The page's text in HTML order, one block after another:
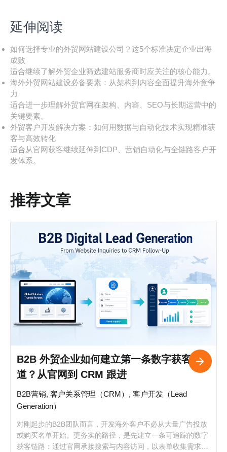
延伸阅读
如何选择专业的外贸网站建设公司？这5个标准决定企业出海
成败
适合继续了解外贸企业筛选建站服务商时应关注的核心能力。
海外外贸网站建设必备要素：从架构到内容全面提升海外竞争
力
适合进一步理解外贸官网在架构、内容、SEO与长期运营中的
关键要素。
外贸客户开发解决方案：如何用数据与自动化技术实现精准获
客与高效转化
适合从官网获客继续延伸到CDP、营销自动化与全链路客户开
发体系。
推荐文章
B2B 外贸企业如何建立第一条数字获客渠
道？从官网到 CRM 跟进
B2B营销, 客户关系管理（CRM）, 客户开发（Lead
Generation）
对刚起步的B2B团队而言，开发海外客户不必从大量广告投放
或购买名单开始。更务实的路径，是先建立一条可追踪的数字
获客链路：通过官网承接搜索与内容访问，以表单收集需求，